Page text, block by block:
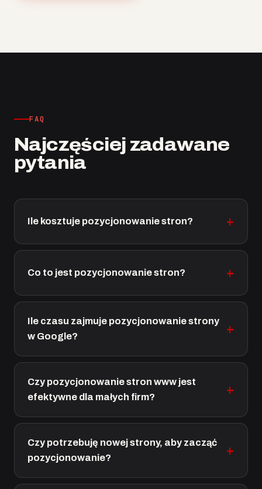
FAQ
Najczęściej zadawane
pytania
Ile kosztuje pozycjonowanie stron?
Co to jest pozycjonowanie stron?
Ile czasu zajmuje pozycjonowanie strony
w Google?
Czy pozycjonowanie stron www jest
efektywne dla małych firm?
Czy potrzebuję nowej strony, aby zacząć
pozycjonowanie?